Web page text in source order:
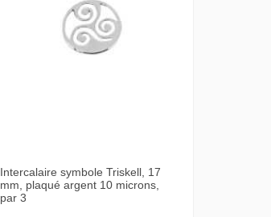
Intercalaire symbole Triskell, 17
mm, plaqué argent 10 microns,
par 3